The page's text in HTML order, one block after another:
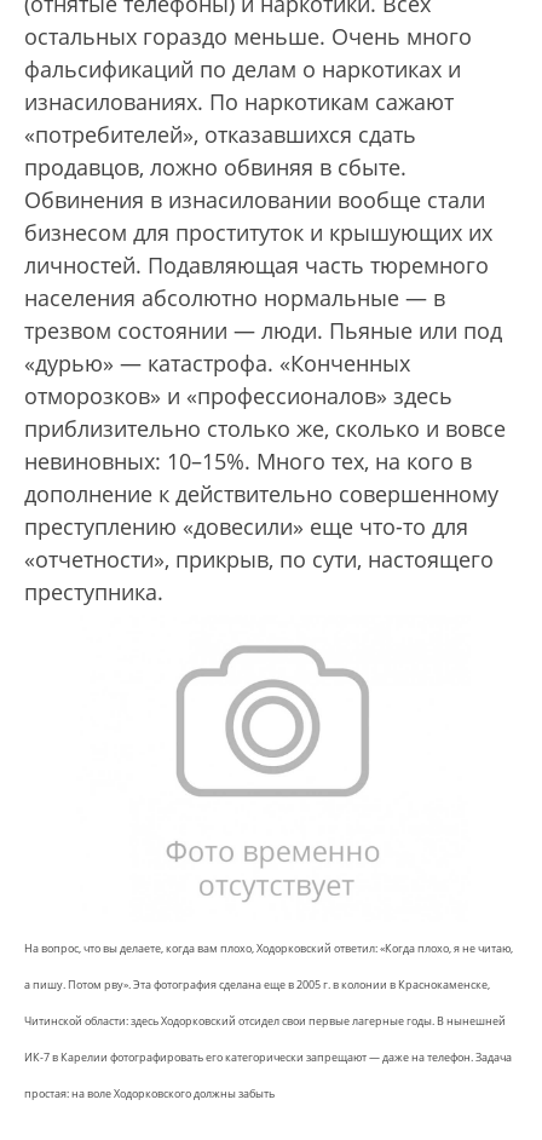
остальных гораздо меньше. Очень много
фальсификаций по делам о наркотиках и
изнасилованиях. По наркотикам сажают
«потребителей», отказавшихся сдать
продавцов, ложно обвиняя в сбыте.
Обвинения в изнасиловании вообще стали
бизнесом для проституток и крышующих их
личностей. Подавляющая часть тюремного
населения абсолютно нормальные — в
трезвом состоянии — люди. Пьяные или под
«дурью» — катастрофа. «Конченных
отморозков» и «профессионалов» здесь
приблизительно столько же, сколько и вовсе
невиновных: 10–15%. Много тех, на кого в
дополнение к действительно совершенному
преступлению «довесили» еще что-то для
«отчетности», прикрыв, по сути, настоящего
преступника.
На вопрос, что вы делаете, когда вам плохо, Ходорковский ответил: «Когда плохо, я не читаю,
а пишу. Потом рву». Эта фотография сделана еще в 2005 г. в колонии в Краснокаменске,
Читинской области: здесь Ходорковский отсидел свои первые лагерные годы. В нынешней
ИК-7 в Карелии фотографировать его категорически запрещают — даже на телефон. Задача
простая: на воле Ходорковского должны забыть